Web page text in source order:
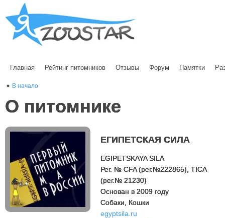
Главная Рейтинг питомников Отзывы Форум Памятки
В начало
О питомнике
ЕГИПЕТСКАЯ СИЛА
EGIPETSKAYA SILA
Рег. № CFA (рег.№222865), TICA
(рег.№ 21230)
Основан в 2009 году
Cобаки, Кошки
egyptsila.ru